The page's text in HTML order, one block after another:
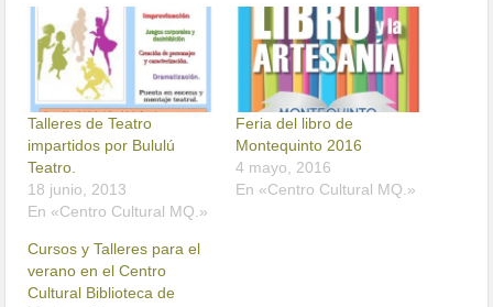
Talleres de Teatro
impartidos por Bululú
Teatro.
18 junio, 2013
En «Centro Cultural MQ.»
Feria del libro de
Montequinto 2016
4 mayo, 2016
En «Centro Cultural MQ.»
Cursos y Talleres para el
verano en el Centro
Cultural Biblioteca de